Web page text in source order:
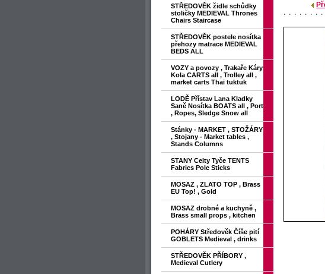
STŘEDOVĚK židle schůdky
stoličky MEDIEVAL Thrones
Chairs Staircase
STŘEDOVĚK postele nosítka
přehozy matrace MEDIEVAL
BEDS ALL
VOZY a povozy , Trakaře Káry
Kola CARTS all , Trolley all ,
market carts Thai tuktuk
LODĚ Přístav Lana Kladky
Saně Nosítka BOATS all , Port
, Ropes, Sledge Snow all
Stánky - MARKET , STOŽÁRY
, Stojany - Market tables ,
Stands Columns
STANY Celty Tyče TENTS
Fabrics Pole Sticks
MOSAZ , ZLATO TOP , Brass
EU Top! , Gold
MOSAZ drobné a kuchyně ,
Brass small props , kitchen
POHÁRY Středověk Číše pití
GOBLETS Medieval , drinks
STŘEDOVĚK PŘÍBORY ,
Medieval Cutlery